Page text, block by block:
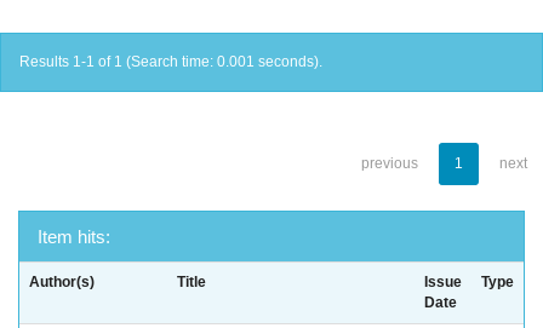
Results 1-1 of 1 (Search time: 0.001 seconds).
previous 1 next
Item hits:
Author(s) Title
Issue
Date
Type